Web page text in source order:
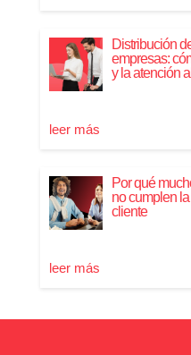
Distribución
empresas:
y la atención
leer más
Por qué
no cumplen
cliente
leer más